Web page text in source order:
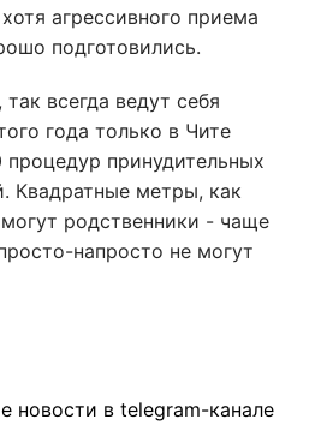
агрессивного приема
подготовились.
всегда ведут себя
года только в Чите
принудительных
Квадратные метры, как
родственники - чаще
напросто не могут
новости в telegram-канале